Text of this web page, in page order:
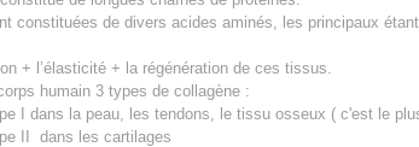
constituées de divers acides aminés, les principaux
+ l’élasticité + la régénération de ces tissus.
humain 3 types de collagène :
I dans la peau, les tendons, le tissu osseux ( c'est le
II dans les cartilages